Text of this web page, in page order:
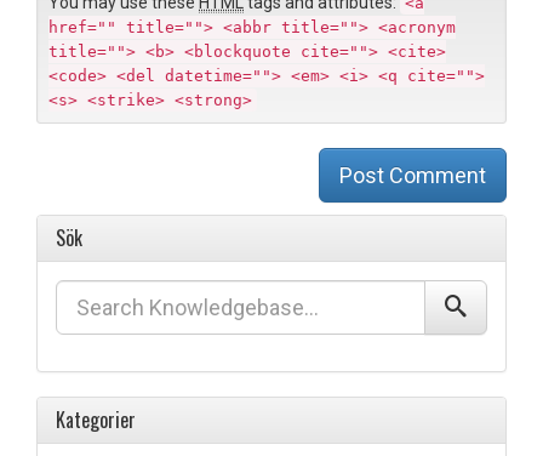
href="" title=""> <abbr title=""> <acronym
title=""> <b> <blockquote cite=""> <cite>
<code> <del datetime=""> <em> <i> <q cite="">
<s> <strike> <strong>
Post Comment
Sök
Kategorier